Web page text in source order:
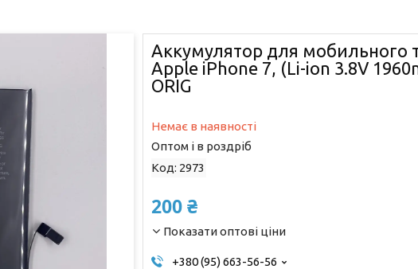
Аккумулятор для мобильного
Apple iPhone 7, (Li-ion 3.8V
ORIG
Немає в наявності
Оптом і в роздріб
Код: 2973
200 ₴
Показати оптові ціни
+380 (95) 663-56-56